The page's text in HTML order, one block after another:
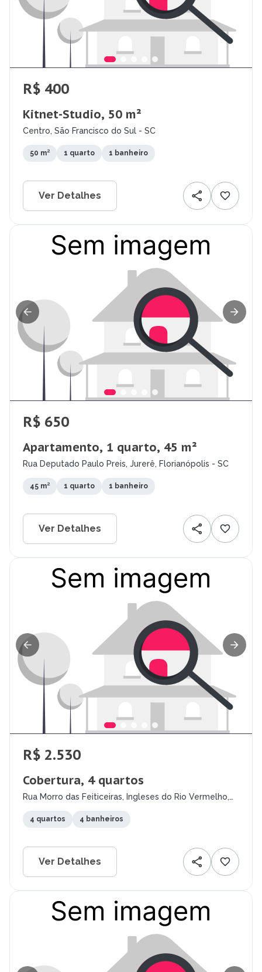
R$ 400
Kitnet-Studio, 50 m²
Centro, São Francisco do Sul - SC
50 m² 1 quarto 1 banheiro
Ver Detalhes
R$ 650
Apartamento, 1 quarto, 45 m²
Rua Deputado Paulo Preis, Jurerê, Florianópolis - SC
45 m² 1 quarto 1 banheiro
Ver Detalhes
R$ 2.530
Cobertura, 4 quartos
Rua Morro das Feiticeiras, Ingleses do Rio Vermelho,
4 quartos 4 banheiros
Ver Detalhes